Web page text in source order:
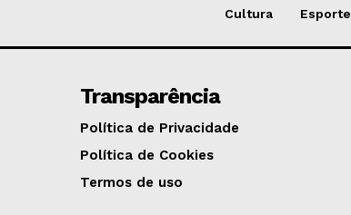
Cultura Esporte
Transparência
Política de Privacidade
Política de Cookies
Termos de uso